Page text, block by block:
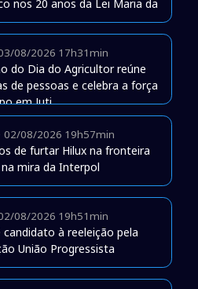
nos 20 anos da Lei Maria da
08/2026 17h31min
do Dia do Agricultor reúne
de pessoas e celebra a força
em Juti
02/08/2026 19h57min
de furtar Hilux na fronteira
mira da Interpol
08/2026 19h51min
candidato à reeleição pela
União Progressista